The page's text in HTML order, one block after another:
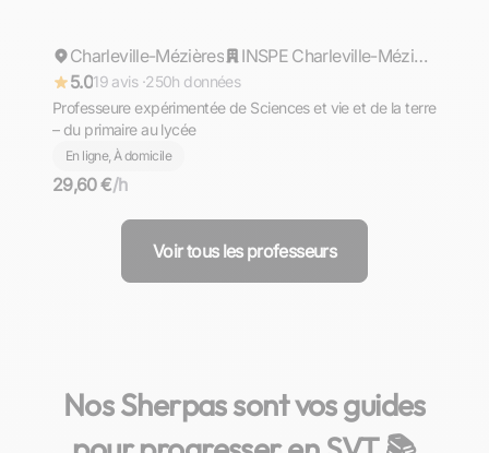
Répond rapidement
Charleville-Mézières
INSPE Charleville-Mézières: Institut National Supérieur du Professorat et de l'Education
5.019 avis ·250h données
Professeure expérimentée de Sciences et vie et de la terre
– du primaire au lycée
En ligne, À domicile
29,60 €/h
Voir tous les professeurs
Nos Sherpas sont vos guides